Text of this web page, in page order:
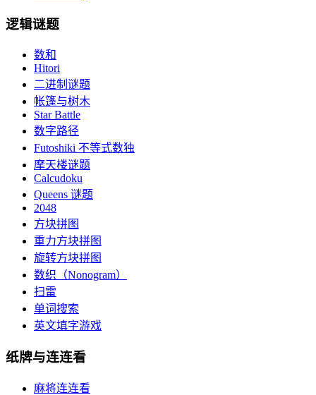
逻辑谜题
数和
Hitori
二进制谜题
帐篷与树木
Star Battle
数字路径
Futoshiki 不等式数独
摩天楼谜题
Calcudoku
Queens 谜题
2048
方块拼图
重力方块拼图
旋转方块拼图
数织（Nonogram）
扫雷
单词搜索
英文填字游戏
纸牌与连连看
麻将连连看